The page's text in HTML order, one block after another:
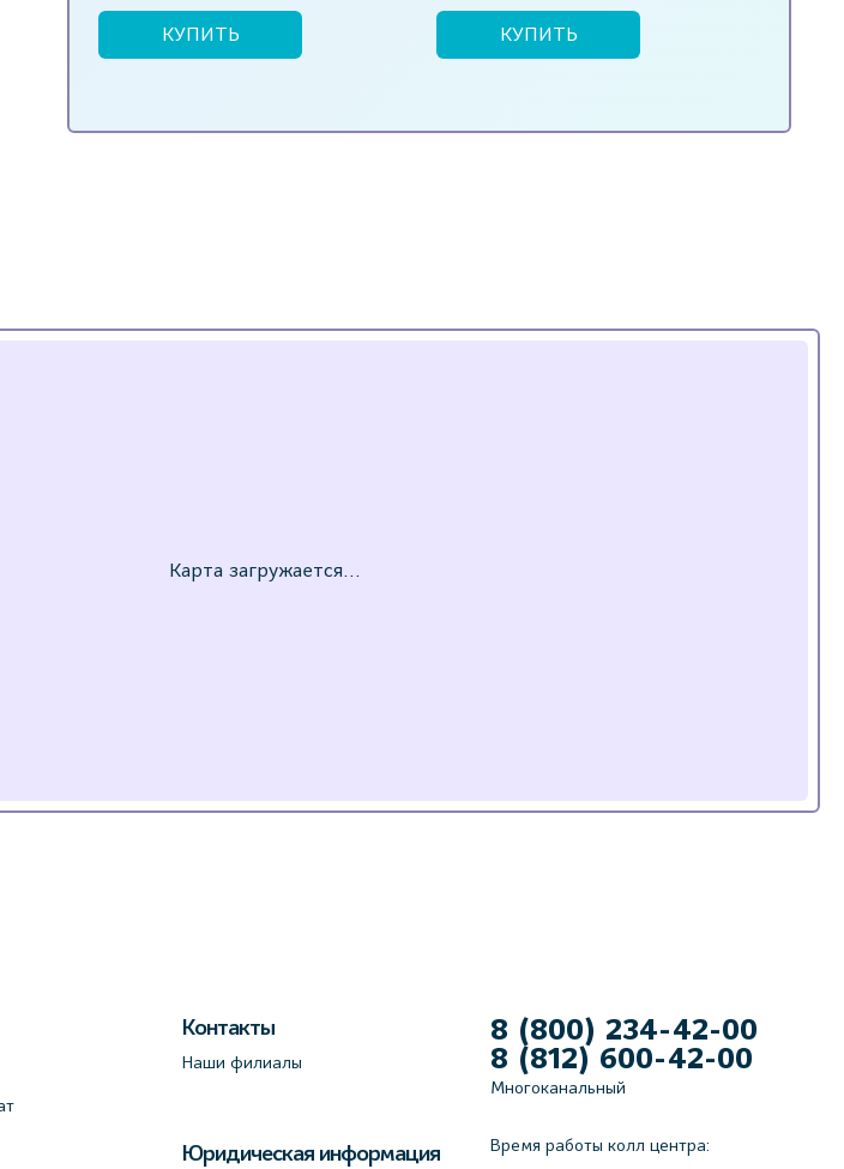
КУПИТЬ КУПИТЬ
Контакты
Наши филиалы
Юридическая информация
8 (800) 234-42-00
8 (812) 600-42-00
Многоканальный
Время работы колл центра: